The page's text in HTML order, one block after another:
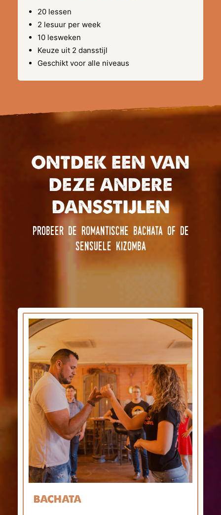
20 lessen
2 lesuur per week
10 lesweken
Keuze uit 2 dansstijl
Geschikt voor alle niveaus
ONTDEK EEN VAN
DEZE ANDERE
DANSSTIJLEN
probeer de romantische bachata of de
sensuele kizomba
BACHATA